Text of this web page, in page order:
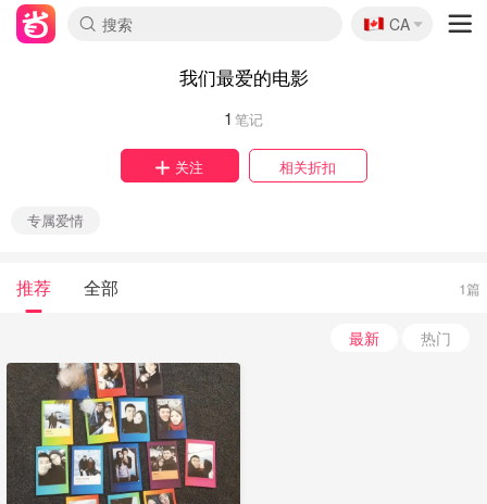
🇨🇦
CA
我们最爱的电影
1 笔记
关注 相关折扣
专属爱情
推荐 全部 1篇
最新 热门